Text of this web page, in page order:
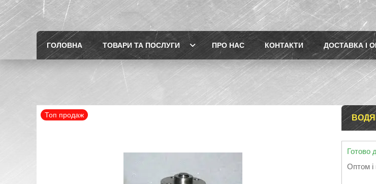
ГОЛОВНА ТОВАРИ ТА ПОСЛУГИ ПРО НАС КОНТАКТИ ДОСТАВКА І
Топ продаж
Готово
Оптом і